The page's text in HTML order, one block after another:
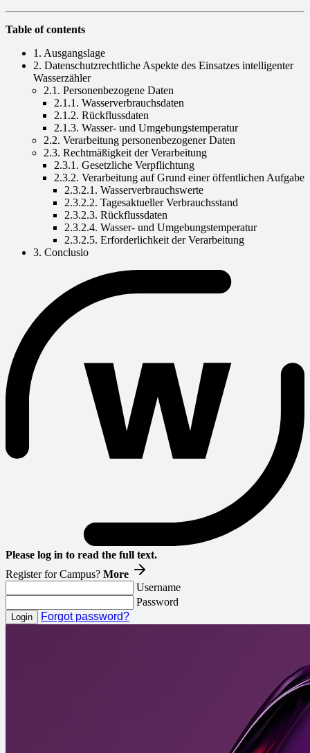
Table of contents
1. Ausgangslage
2. Datenschutzrechtliche Aspekte des Einsatzes intelligenter
Wasserzähler
2.1. Personenbezogene Daten
2.1.1. Wasserverbrauchsdaten
2.1.2. Rückflussdaten
2.1.3. Wasser- und Umgebungstemperatur
2.2. Verarbeitung personenbezogener Daten
2.3. Rechtmäßigkeit der Verarbeitung
2.3.1. Gesetzliche Verpflichtung
2.3.2. Verarbeitung auf Grund einer öffentlichen Aufgabe
2.3.2.1. Wasserverbrauchswerte
2.3.2.2. Tagesaktueller Verbrauchsstand
2.3.2.3. Rückflussdaten
2.3.2.4. Wasser- und Umgebungstemperatur
2.3.2.5. Erforderlichkeit der Verarbeitung
3. Conclusio
Please log in to read the full text.
Register for Campus? More
Username
Password
Forgot password?